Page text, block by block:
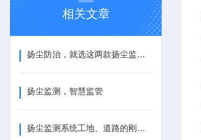
相关文章
扬尘防治，就选这两款扬尘监测装置
扬尘监测，智慧监管
扬尘监测系统工地、道路的刚需设备